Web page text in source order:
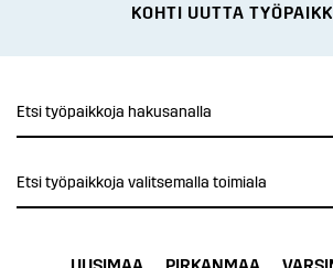
KOHTI UUTTA
Etsi työpaikkoja valitsemalla toimiala